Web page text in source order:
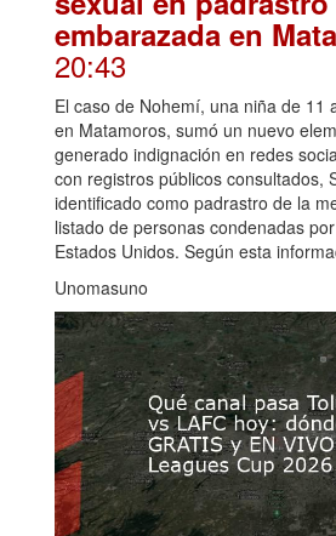
embarazada en
20:43
El caso de Nohemí, una niña de 11
en Matamoros, sumó un nuevo
generado indignación en redes
con registros públicos consultados,
identificado como padrastro de la
listado de personas condenadas
Estados Unidos. Según esta
Unomasuno